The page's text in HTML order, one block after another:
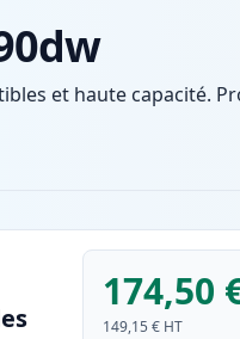
et haute capacité.
174,50
149,15 € HT